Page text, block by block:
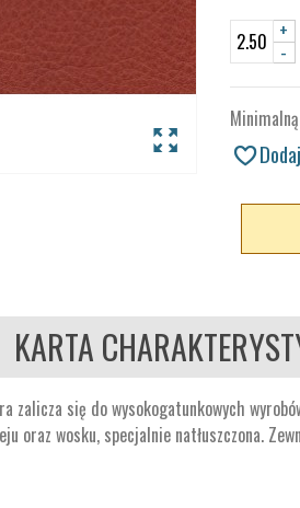
-
+
KARTA
zalicza się do wysokogatunkowych
oraz wosku, specjalnie natłuszczona.